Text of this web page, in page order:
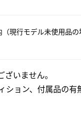
現行モデル未使用品の
いません。
ョン、付属品の